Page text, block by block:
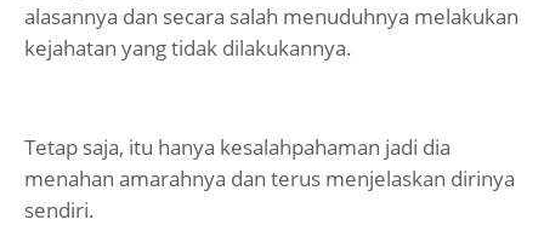
alasannya dan secara salah menuduhnya melakukan
kejahatan yang tidak dilakukannya.
Tetap saja, itu hanya kesalahpahaman jadi dia
menahan amarahnya dan terus menjelaskan dirinya
sendiri.